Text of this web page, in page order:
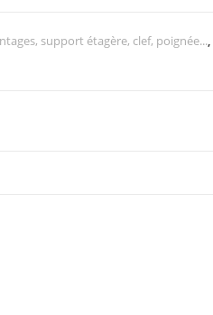
support étagère, clef, poignée...,